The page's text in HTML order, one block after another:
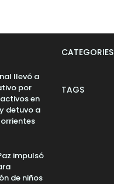
llevó a
por
en
detuvo a
impulsó
de niños
CATEGORIES
TAGS